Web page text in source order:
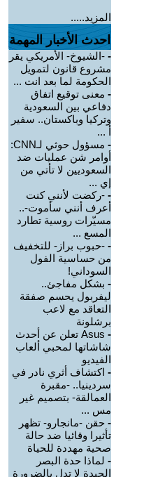
المزيد.....
احدث الأخبار المهمة
- -الشيوخ- الأمريكي يقر
مشروع قانون لتمويل
الحكومة لما بعد انت ...
- معنى توقيع اتفاق
دفاعي بين السعودية
وتركيا وباكستان.. سفير
أ ...
-
مسؤول حوثي لـCNN:
أوامر شن عمليات ضد
السعوديين لا تأتي من
إي ...
- -ركضت لأنني كنت
أعرف أنني سأموت-..
مسيّرات روسية تطارد
المسع ...
- -حبوب براز- للتخفيف
من حساسية الفول
السوداني!
- بشكل مفاجئ..
ليفربول يحسم صفقة
التعاقد مع لاعب
برشلونة
-
Asus تعلن عن أحدث
شاشاتها لمحبي ألعاب
الفيديو
- اكتشاف أثري نادر في
سردينيا.. -مقبرة
العمالقة- بتصميم غير
مس ...
- حقن -مانجارو- تظهر
تأثيرا وقائيا ضد حالة
صحية مهددة للحياة
- لماذا حدة البصر
الجيدة لا تدل بالضرورة